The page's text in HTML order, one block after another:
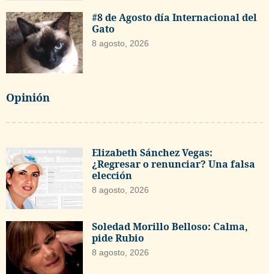
#8 de Agosto día Internacional del
Gato
8 agosto, 2026
Opinión
Elizabeth Sánchez Vegas:
¿Regresar o renunciar? Una falsa
elección
8 agosto, 2026
Soledad Morillo Belloso: Calma,
pide Rubio
8 agosto, 2026